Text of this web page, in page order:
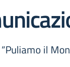
il